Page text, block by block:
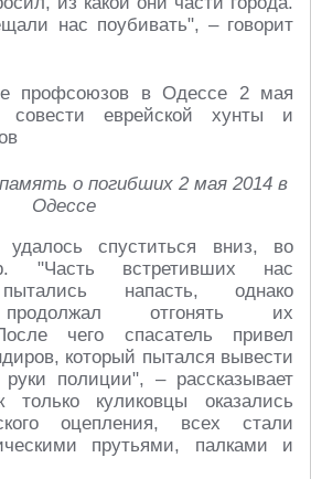
нас поубивать", – говорит
о погибших 2 мая 2014 в
Одессе
удалось спуститься вниз, во
"Часть встретивших нас
напасть, однако
продолжал отгонять их
чего спасатель привел
который пытался вывести
полиции", – рассказывает
куликовцы оказались
оцепления, всех стали
прутьями, палками и